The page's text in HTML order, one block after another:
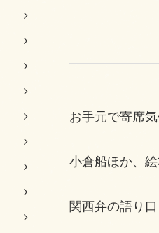
お手元で寄席
小倉船ほか、
関西弁の語り